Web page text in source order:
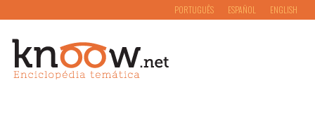
PORTUGUÊS ESPAÑOL ENGLISH